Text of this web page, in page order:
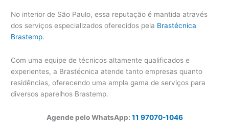
No interior de São Paulo, essa reputação é mantida através
dos serviços especializados oferecidos pela Brastécnica
Brastemp.
Com uma equipe de técnicos altamente qualificados e
experientes, a Brastécnica atende tanto empresas quanto
residências, oferecendo uma ampla gama de serviços para
diversos aparelhos Brastemp.
Agende pelo WhatsApp: 11 97070-1046